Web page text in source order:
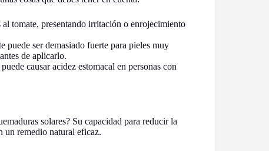
al tomate, presentando irritación o enrojecimiento
puede ser demasiado fuerte para pieles muy
de aplicarlo.
causar acidez estomacal en personas con
solares? Su capacidad para reducir la
un remedio natural eficaz.